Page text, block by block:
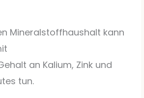
Mineralstoffhaushalt kann
an Kalium, Zink und
tun.